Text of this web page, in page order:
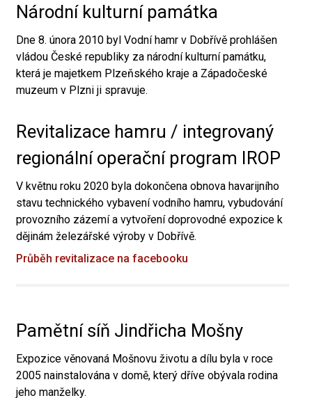
Národní kulturní památka
Dne 8. února 2010 byl Vodní hamr v Dobřívě prohlášen
vládou České republiky za národní kulturní památku,
která je majetkem Plzeňského kraje a Západočeské
muzeum v Plzni ji spravuje.
Revitalizace hamru / integrovaný
regionální operační program IROP
V květnu roku 2020 byla dokončena obnova havarijního
stavu technického vybavení vodního hamru, vybudování
provozního zázemí a vytvoření doprovodné expozice k
dějinám železářské výroby v Dobřívě.
Průběh revitalizace na facebooku
Pamětní síň Jindřicha Mošny
Expozice věnovaná Mošnovu životu a dílu byla v roce
2005 nainstalována v domě, který dříve obývala rodina
jeho manželky.